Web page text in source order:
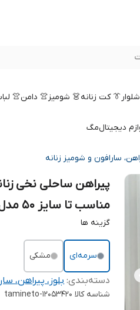
👔 کت زنانه👗 شومیز👚 دامن👚
دیجیتالمگ
سارافون و شومیز زنانه
پیراهن ساحلی نخی
مناسب تا سایز 50 مدل خسته ملیح
گزینه ها
سرمه‌ای مشکی
دسته‌بندی:بلوز، پیراهن،
شناسه کالا tamineto-12053420